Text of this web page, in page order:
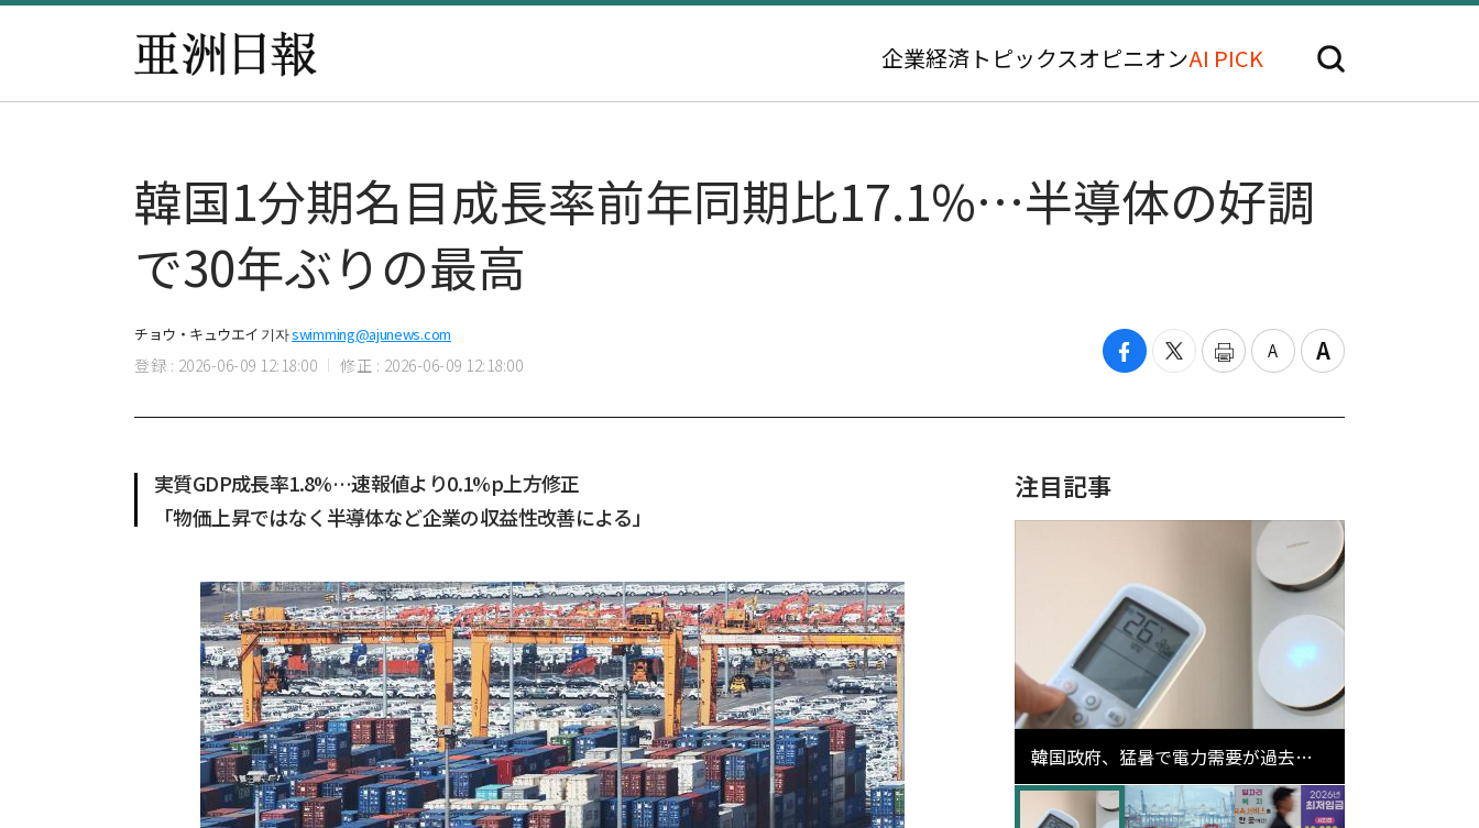
企業経済 トピックスオピニオンAI PICK
韓国1分期名目成長率前年同期比17.1%…半導体の好調
で30年ぶりの最高
チョウ・キュウエイ 기자swimming@ajunews.com
登録 : 2026-06-09 12:18:00 修正 : 2026-06-09 12:18:00
実質GDP成長率1.8%…速報値より0.1%p上方修正
「物価上昇ではなく半導体など企業の収益性改善による」
注目記事
韓国政府、猛暑で電力需要が過去最
高更新の可能性に需給対応体制を点